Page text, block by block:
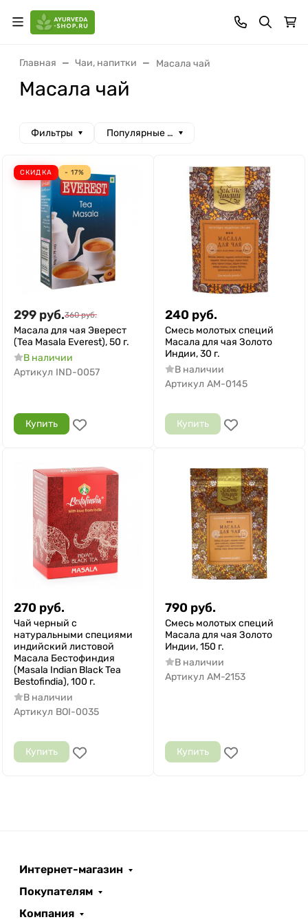
Главная Чаи, напитки Масала чай
Масала чай
Фильтры Популярные сначала
СКИДКА - 17%
299 руб.360 руб.
Масала для чая Эверест
(Tea Masala Everest), 50 г.
В наличии
Артикул IND-0057
Купить
240 руб.
Смесь молотых специй
Масала для чая Золото
Индии, 30 г.
В наличии
Артикул AM-0145
Купить
270 руб.
Чай черный с
натуральными специями
индийский листовой
Масала Бестофиндия
(Masala Indian Black Tea
Bestofindia), 100 г.
В наличии
Артикул BOI-0035
Купить
790 руб.
Смесь молотых специй
Масала для чая Золото
Индии, 150 г.
В наличии
Артикул AM-2153
Купить
Интернет-магазин
Покупателям
Компания